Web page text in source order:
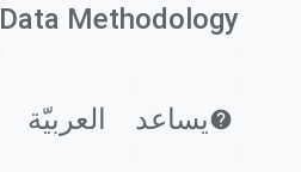
Data Methodology
يساعد